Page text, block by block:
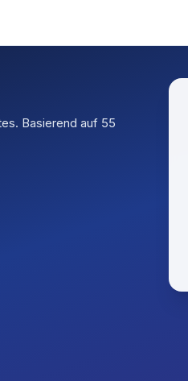
Basierend auf 55